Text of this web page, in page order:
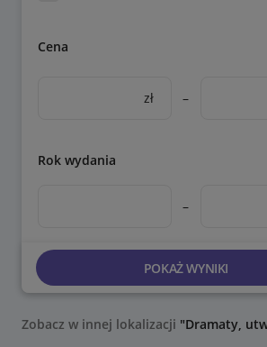
Cena
zł –
Rok wydania
–
POKAŻ WYNIKI
Zobacz w innej lokalizacji "Dramaty,